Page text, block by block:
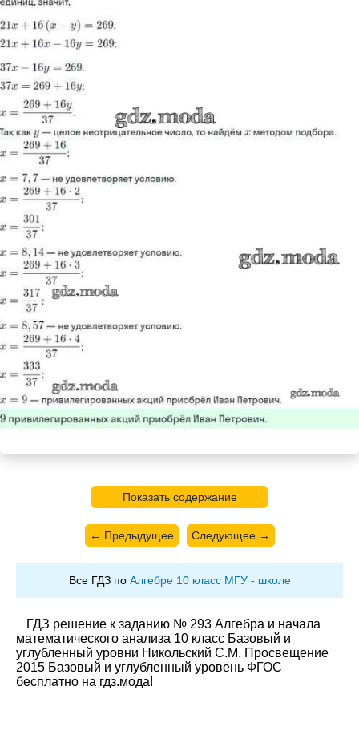
Показать содержание
← Предыдущее Следующее →
Все ГДЗ по Алгебре 10 класс МГУ - школе
ГДЗ решение к заданию № 293 Алгебра и начала
математического анализа 10 класс Базовый и
углубленный уровни Никольский С.М. Просвещение
2015 Базовый и углубленный уровень ФГОС
бесплатно на гдз.мода!